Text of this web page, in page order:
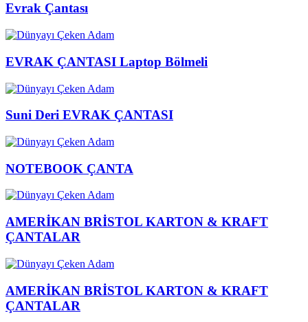
Evrak Çantası
EVRAK ÇANTASI Laptop Bölmeli
Suni Deri EVRAK ÇANTASI
NOTEBOOK ÇANTA
AMERİKAN BRİSTOL KARTON & KRAFT
ÇANTALAR
AMERİKAN BRİSTOL KARTON & KRAFT
ÇANTALAR